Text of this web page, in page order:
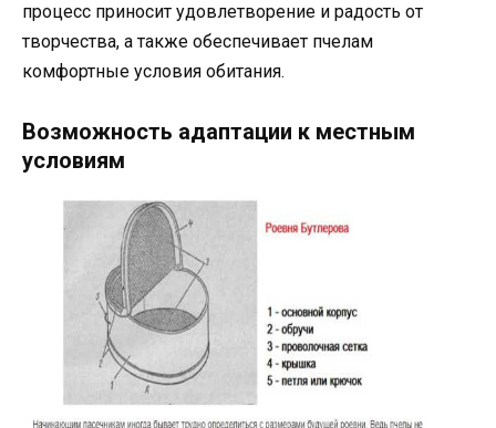
процесс приносит удовлетворение и радость от
творчества, а также обеспечивает пчелам
комфортные условия обитания.
Возможность адаптации к местным
условиям